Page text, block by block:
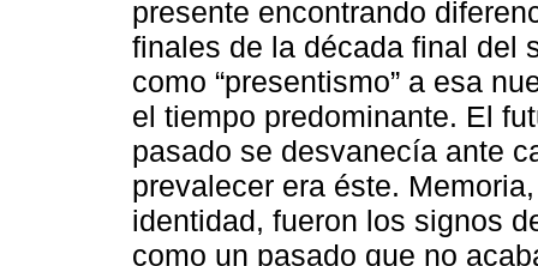
presente encontrando
finales de la década final del
como “presentismo” a esa
el tiempo predominante. El
pasado se desvanecía ante
prevalecer era éste.
identidad, fueron los signos
como un pasado que no